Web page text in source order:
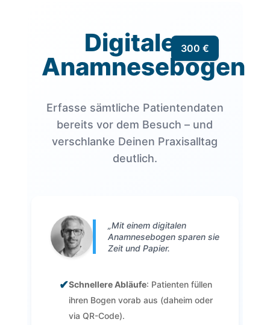
Digitaler
Anamnesebogen
300 €
Erfasse sämtliche Patientendaten
bereits vor dem Besuch – und
verschlanke Deinen Praxisalltag
deutlich.
„Mit einem digitalen
Anamnesebogen sparen sie
Zeit und Papier.
✔Schnellere Abläufe: Patienten füllen
ihren Bogen vorab aus (daheim oder
via QR-Code).